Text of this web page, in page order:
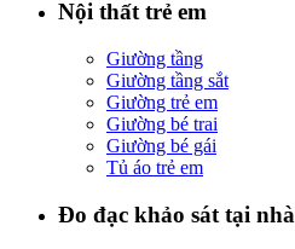
Nội thất trẻ em
Giường tầng
Giường tầng sắt
Giường trẻ em
Giường bé trai
Giường bé gái
Tủ áo trẻ em
Đo đạc khảo sát tại nhà